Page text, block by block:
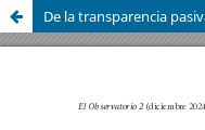
De la transparencia